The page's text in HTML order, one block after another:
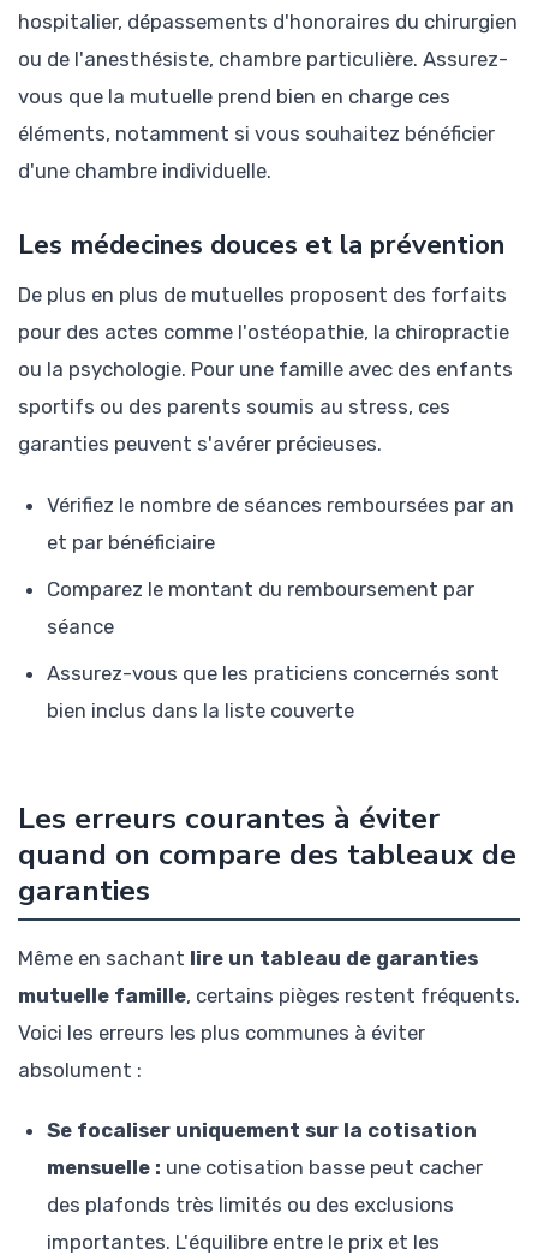
hospitalier, dépassements d'honoraires du chirurgien
ou de l'anesthésiste, chambre particulière. Assurez-
vous que la mutuelle prend bien en charge ces
éléments, notamment si vous souhaitez bénéficier
d'une chambre individuelle.
Les médecines douces et la prévention
De plus en plus de mutuelles proposent des forfaits
pour des actes comme l'ostéopathie, la chiropractie
ou la psychologie. Pour une famille avec des enfants
sportifs ou des parents soumis au stress, ces
garanties peuvent s'avérer précieuses.
Vérifiez le nombre de séances remboursées par an
et par bénéficiaire
Comparez le montant du remboursement par
séance
Assurez-vous que les praticiens concernés sont
bien inclus dans la liste couverte
Les erreurs courantes à éviter
quand on compare des tableaux de
garanties
Même en sachant lire un tableau de garanties
mutuelle famille, certains pièges restent fréquents.
Voici les erreurs les plus communes à éviter
absolument :
Se focaliser uniquement sur la cotisation
mensuelle : une cotisation basse peut cacher
des plafonds très limités ou des exclusions
importantes. L'équilibre entre le prix et les